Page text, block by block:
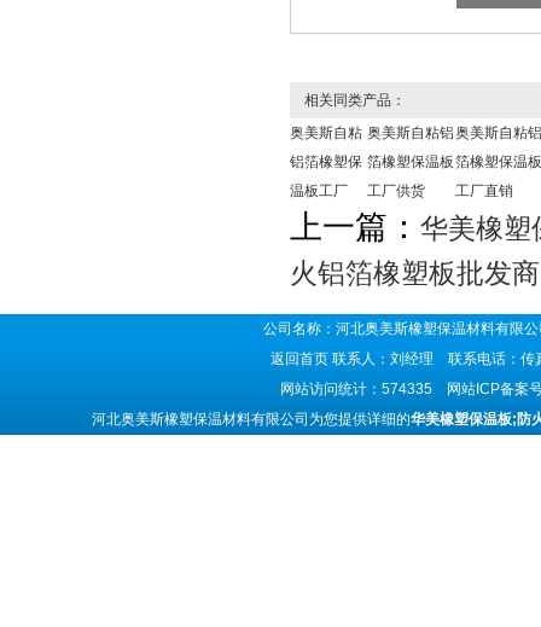
相关同类产品：
奥美斯自粘
铝箔橡塑保
温板工厂
奥美斯自粘铝
箔橡塑保温板
工厂供货
奥美斯自粘铝
箔橡塑保温板
工厂直销
上一篇： 华美橡塑
火铝箔橡塑板批发商
公司名称：河北奥美斯橡塑保温材料有
返回首页 联系人：刘经理 联系电话：
网站访问统计：574335 网站ICP备案
河北奥美斯橡塑保温材料有限公司为您提供详细的华美橡塑保温板;防